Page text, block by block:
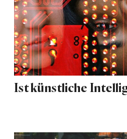
Ist künstliche